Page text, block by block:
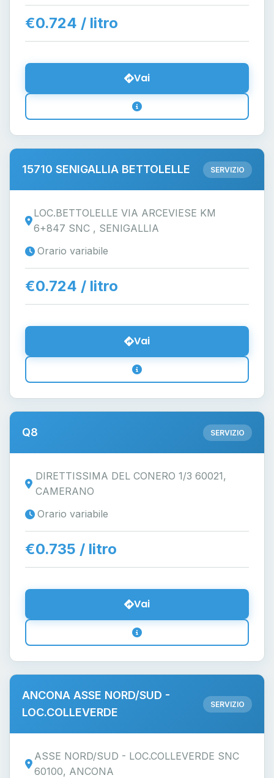
€0.724 / litro
Vai
15710 SENIGALLIA BETTOLELLE SERVIZIO
LOC.BETTOLELLE VIA ARCEVIESE KM
6+847 SNC , SENIGALLIA
Orario variabile
€0.724 / litro
Vai
Q8 SERVIZIO
DIRETTISSIMA DEL CONERO 1/3 60021,
CAMERANO
Orario variabile
€0.735 / litro
Vai
ANCONA ASSE NORD/SUD -
LOC.COLLEVERDE
SERVIZIO
ASSE NORD/SUD - LOC.COLLEVERDE SNC
60100, ANCONA